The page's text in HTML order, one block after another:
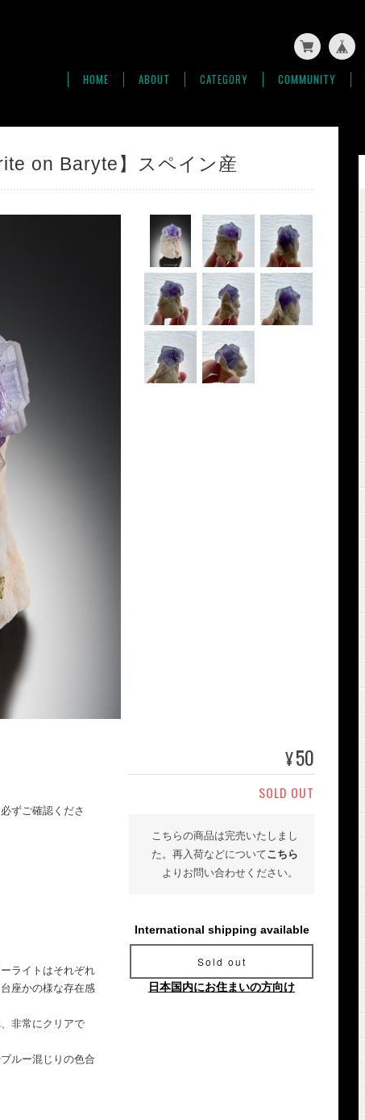
HOME ABOUT CATEGORY COMMUNITY
on Baryte】スペイン産
ずご確認くださ
ライトはそれぞれ
座かの様な存在感
非常にクリアで
ルー混じりの色合
¥50
SOLD OUT
こちらの商品は完売いたしまし
た。再入荷などについてこちら
よりお問い合わせください。
International shipping available
Sold out
日本国内にお住まいの方向け